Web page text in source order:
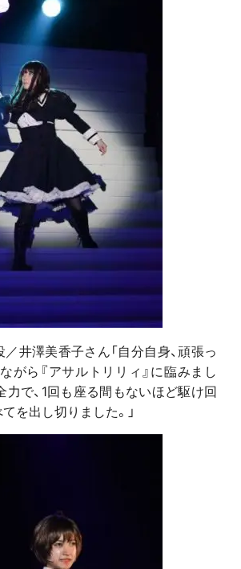
／井澤美香子さん「自分自身、頑張っ
がら『アサルトリリィ』に臨みまし
力で、1回も座る間もないほど駆け回
を出し切りました。」